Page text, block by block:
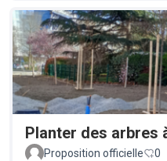
Planter des arbres
Proposition officielle
0